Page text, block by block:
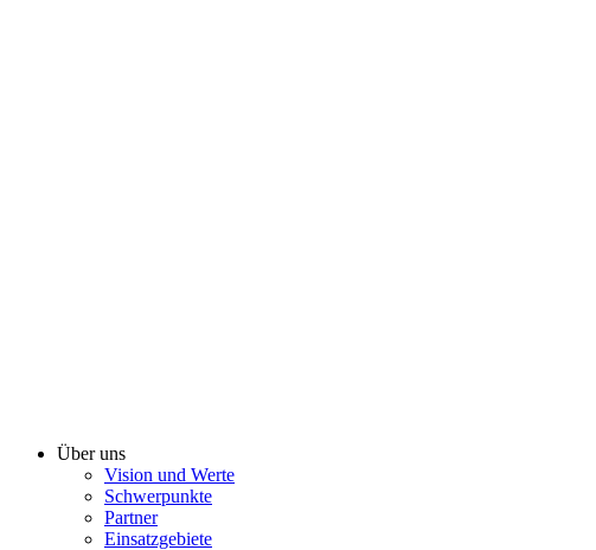
Über uns
Vision und Werte
Schwerpunkte
Partner
Einsatzgebiete